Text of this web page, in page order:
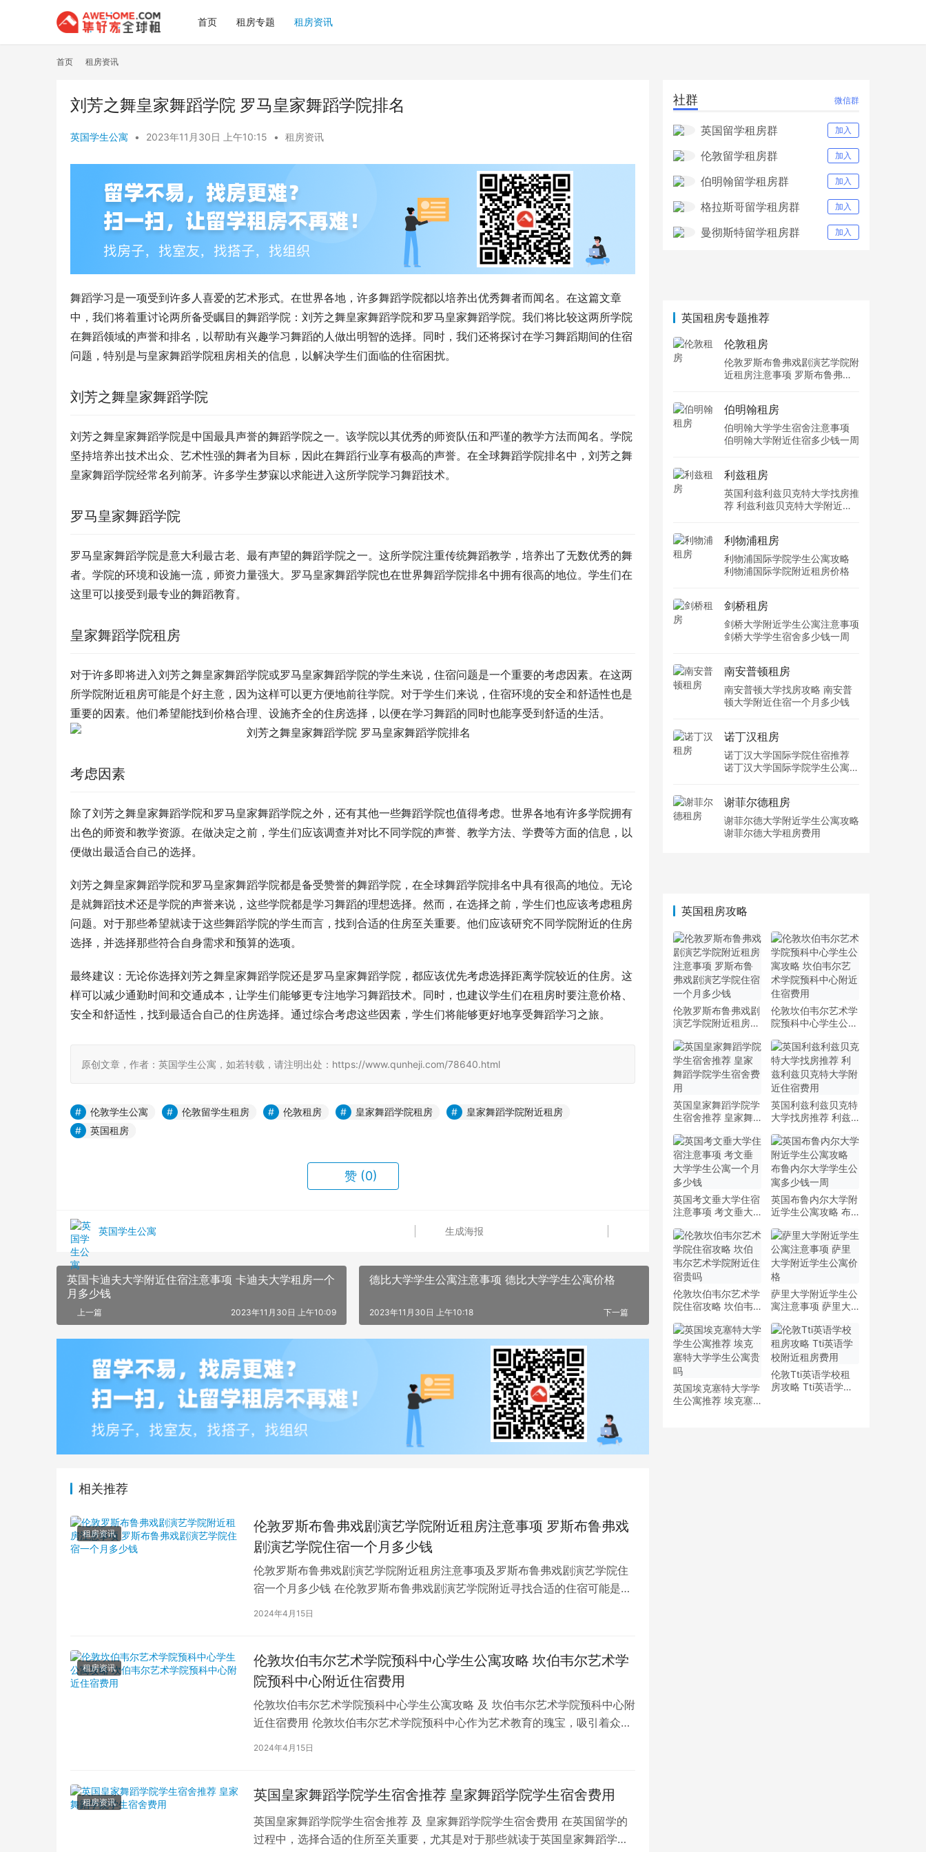
首页 租房专题 租房资讯
首页 租房资讯
刘芳之舞皇家舞蹈学院 罗马皇家舞蹈学院排名
英国学生公寓 • 2023年11月30日 上午10:15 • 租房资讯
舞蹈学习是一项受到许多人喜爱的艺术形式。在世界各地，许多舞蹈学院都以培养出优秀舞者而闻名。在这篇文章
中，我们将着重讨论两所备受瞩目的舞蹈学院：刘芳之舞皇家舞蹈学院和罗马皇家舞蹈学院。我们将比较这两所学院
在舞蹈领域的声誉和排名，以帮助有兴趣学习舞蹈的人做出明智的选择。同时，我们还将探讨在学习舞蹈期间的住宿
问题，特别是与皇家舞蹈学院租房相关的信息，以解决学生们面临的住宿困扰。
刘芳之舞皇家舞蹈学院
刘芳之舞皇家舞蹈学院是中国最具声誉的舞蹈学院之一。该学院以其优秀的师资队伍和严谨的教学方法而闻名。学院
坚持培养出技术出众、艺术性强的舞者为目标，因此在舞蹈行业享有极高的声誉。在全球舞蹈学院排名中，刘芳之舞
皇家舞蹈学院经常名列前茅。许多学生梦寐以求能进入这所学院学习舞蹈技术。
罗马皇家舞蹈学院
罗马皇家舞蹈学院是意大利最古老、最有声望的舞蹈学院之一。这所学院注重传统舞蹈教学，培养出了无数优秀的舞
者。学院的环境和设施一流，师资力量强大。罗马皇家舞蹈学院也在世界舞蹈学院排名中拥有很高的地位。学生们在
这里可以接受到最专业的舞蹈教育。
皇家舞蹈学院租房
对于许多即将进入刘芳之舞皇家舞蹈学院或罗马皇家舞蹈学院的学生来说，住宿问题是一个重要的考虑因素。在这两
所学院附近租房可能是个好主意，因为这样可以更方便地前往学院。对于学生们来说，住宿环境的安全和舒适性也是
重要的因素。他们希望能找到价格合理、设施齐全的住房选择，以便在学习舞蹈的同时也能享受到舒适的生活。
考虑因素
除了刘芳之舞皇家舞蹈学院和罗马皇家舞蹈学院之外，还有其他一些舞蹈学院也值得考虑。世界各地有许多学院拥有
出色的师资和教学资源。在做决定之前，学生们应该调查并对比不同学院的声誉、教学方法、学费等方面的信息，以
便做出最适合自己的选择。
刘芳之舞皇家舞蹈学院和罗马皇家舞蹈学院都是备受赞誉的舞蹈学院，在全球舞蹈学院排名中具有很高的地位。无论
是就舞蹈技术还是学院的声誉来说，这些学院都是学习舞蹈的理想选择。然而，在选择之前，学生们也应该考虑租房
问题。对于那些希望就读于这些舞蹈学院的学生而言，找到合适的住房至关重要。他们应该研究不同学院附近的住房
选择，并选择那些符合自身需求和预算的选项。
最终建议：无论你选择刘芳之舞皇家舞蹈学院还是罗马皇家舞蹈学院，都应该优先考虑选择距离学院较近的住房。这
样可以减少通勤时间和交通成本，让学生们能够更专注地学习舞蹈技术。同时，也建议学生们在租房时要注意价格、
安全和舒适性，找到最适合自己的住房选择。通过综合考虑这些因素，学生们将能够更好地享受舞蹈学习之旅。
原创文章，作者：英国学生公寓，如若转载，请注明出处：https://www.qunheji.com/78640.html
伦敦学生公寓 伦敦留学生租房 伦敦租房 皇家舞蹈学院租房
皇家舞蹈学院附近租房
英国租房
赞 (0)
英国学生公寓 生成海报
英国卡迪夫大学附近住宿注意事项 卡迪夫大学租房一个
月多少钱
上一篇 2023年11月30日 上午10:09
德比大学学生公寓注意事项 德比大学学生公寓价格
下一篇
2023年11月30日 上午10:18
相关推荐
租房资讯
伦敦罗斯布鲁弗戏剧演艺学院附近租房注意事项 罗斯布鲁弗戏
剧演艺学院住宿一个月多少钱
伦敦罗斯布鲁弗戏剧演艺学院附近租房注意事项及罗斯布鲁弗戏剧演艺学院住
宿一个月多少钱 在伦敦罗斯布鲁弗戏剧演艺学院附近寻找合适的住宿可能是留
学生活中的一项关键任务。为了帮助您顺利完成…
2024年4月15日
租房资讯
伦敦坎伯韦尔艺术学院预科中心学生公寓攻略 坎伯韦尔艺术学
院预科中心附近住宿费用
伦敦坎伯韦尔艺术学院预科中心学生公寓攻略 及 坎伯韦尔艺术学院预科中心附
近住宿费用 伦敦坎伯韦尔艺术学院预科中心作为艺术教育的瑰宝，吸引着众多
2024年4月15日
租房资讯 英国皇家舞蹈学院学生宿舍推荐 皇家舞蹈学院学生宿舍费用
英国皇家舞蹈学院学生宿舍推荐 及 皇家舞蹈学院学生宿舍费用 在英国留学的
过程中，选择合适的住所至关重要，尤其是对于那些就读于英国皇家舞蹈学院
社群 微信群
英国留学租房群 加入
伦敦留学租房群 加入
伯明翰留学租房群 加入
格拉斯哥留学租房群 加入
曼彻斯特留学租房群 加入
英国租房专题推荐
伦敦租房
伦敦罗斯布鲁弗戏剧演艺学院附
近租房注意事项 罗斯布鲁弗戏
伯明翰租房
伯明翰大学学生宿舍注意事项
伯明翰大学附近住宿多少钱一周
利兹租房
英国利兹利兹贝克特大学找房推
荐 利兹利兹贝克特大学附近住
利物浦租房
利物浦国际学院学生公寓攻略
利物浦国际学院附近租房价格
剑桥租房
剑桥大学附近学生公寓注意事项
剑桥大学学生宿舍多少钱一周
南安普顿租房
南安普顿大学找房攻略 南安普
顿大学附近住宿一个月多少钱
诺丁汉租房
诺丁汉大学国际学院住宿推荐
诺丁汉大学国际学院学生公寓多
谢菲尔德租房
谢菲尔德大学附近学生公寓攻略
谢菲尔德大学租房费用
英国租房攻略
伦敦罗斯布鲁弗戏剧
演艺学院附近租房注
戏剧演艺学院住宿一
个月多少钱
伦敦坎伯韦尔艺术学
院预科中心学生公寓
学院预科中心附近住
宿费用
英国皇家舞蹈学院学
生宿舍推荐 皇家舞
英国利兹利兹贝克特
大学找房推荐 利兹
住宿费用
英国考文垂大学住宿
注意事项 考文垂大
少钱
英国布鲁内尔大学附
近学生公寓攻略 布
多少钱一周
伦敦坎伯韦尔艺术学
院住宿攻略 坎伯韦
贵吗
萨里大学附近学生公
寓注意事项 萨里大
英国埃克塞特大学学
生公寓推荐 埃克塞
伦敦Tti英语学校租
房攻略 Tti英语学校